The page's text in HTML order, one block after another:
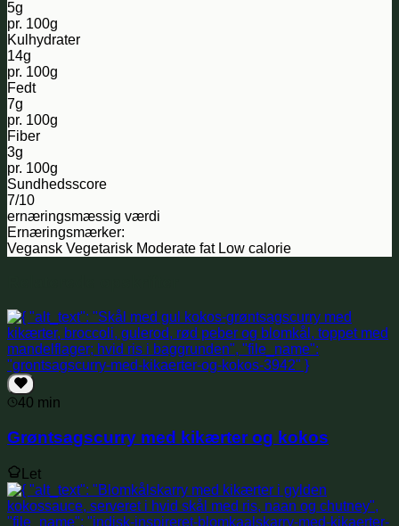
5g
pr. 100g
Kulhydrater
14g
pr. 100g
Fedt
7g
pr. 100g
Fiber
3g
pr. 100g
Sundhedsscore
7/10
ernæringsmæssig værdi
Ernæringsmærker:
Vegansk Vegetarisk Moderate fat Low calorie
40 min
Grøntsagscurry med kikærter og kokos
Let